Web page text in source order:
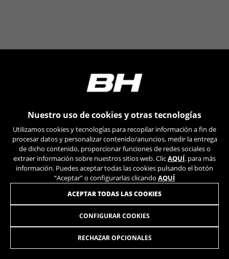
Nuestro uso de cookies y otras tecnologías
Utilizamos cookies y tecnologías para recopilar información a fin de
procesar datos y personalizar contenido/anuncios, medir la entrega
de dicho contenido, proporcionar funciones de redes sociales o
extraer información sobre nuestros sitios web. ClicAQUÍ. para más
información. Puedes aceptar todas las cookies pulsando el botón
“Aceptar” o configurarlas clicando AQUÍ
CONFIGURAR COOKIES
RECHAZAR OPCIONALES
ACEPTAR TODAS LAS COOKIES